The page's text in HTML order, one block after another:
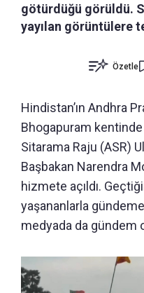
götürdüğü görüldü.
yayılan görüntülere
Özetle
Hindistan’ın Andhra
Bhogapuram
Sitarama Raju (ASR)
Başbakan Narendra
hizmete açıldı.
yaşananlarla
medyada da gündem